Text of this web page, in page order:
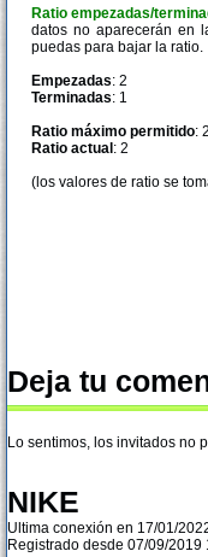
Ratio empezadas/
datos no aparecerán en
puedas para bajar la ratio.
Empezadas: 2
Terminadas: 1
Ratio máximo permitido:
Ratio actual : 2
(los valores de ratio se
Deja tu
Lo sentimos, los invitados no
NIKE
Ultima conexión en 17/01/
Registrado desde 07/09/2019